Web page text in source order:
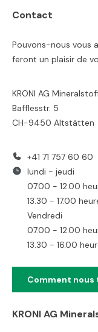
Contact
Pouvons-nous vous
feront un plaisir de
KRONI AG
Bafflesstr. 5
CH-9450 Altstätten
+41 71 757 60 60
lundi - jeudi
07.00 - 12.00
13.30 - 17.00
Vendredi
07.00 - 12.00
13.30 - 16.00
Comment nous
KRONI AG